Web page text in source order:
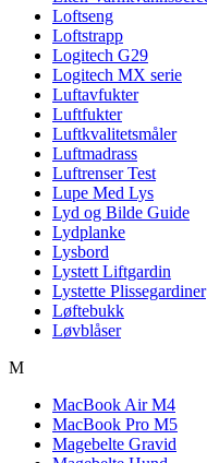
Loftseng
Loftstrapp
Logitech G29
Logitech MX serie
Luftavfukter
Luftfukter
Luftkvalitetsmåler
Luftmadrass
Luftrenser Test
Lupe Med Lys
Lyd og Bilde Guide
Lydplanke
Lysbord
Lystett Liftgardin
Lystette Plissegardiner
Løftebukk
Løvblåser
M
MacBook Air M4
MacBook Pro M5
Magebelte Gravid